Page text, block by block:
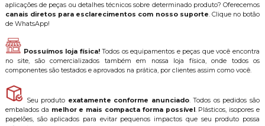
aplicações de peças ou detalhes técnicos sobre determinado produto? Oferecemos
canais diretos para esclarecimentos com nosso suporte. Clique no botão
de WhatsApp!
Possuímos loja física!Todos os equipamentos e peças que você encontra
no site, são comercializados também em nossa loja física, onde todos os
componentes são testados e aprovados na prática, por clientes assim como você.
Seu produto exatamente conforme anunciado. Todos os pedidos são
embalados da melhor e mais compacta forma possível. Plásticos, isopores e
papelões, são aplicados para evitar pequenos impactos que seu produto possa